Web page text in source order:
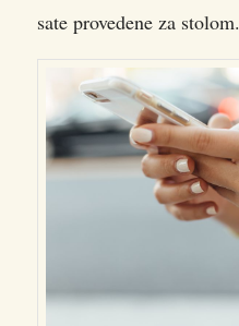
sate provedene za stolom.